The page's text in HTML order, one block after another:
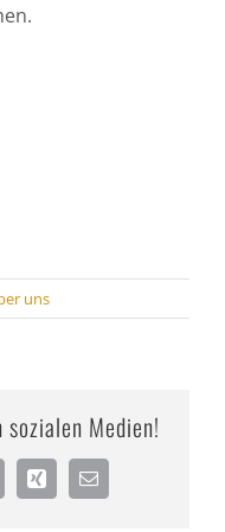
uns
Medien!
Xing
E-
Mail